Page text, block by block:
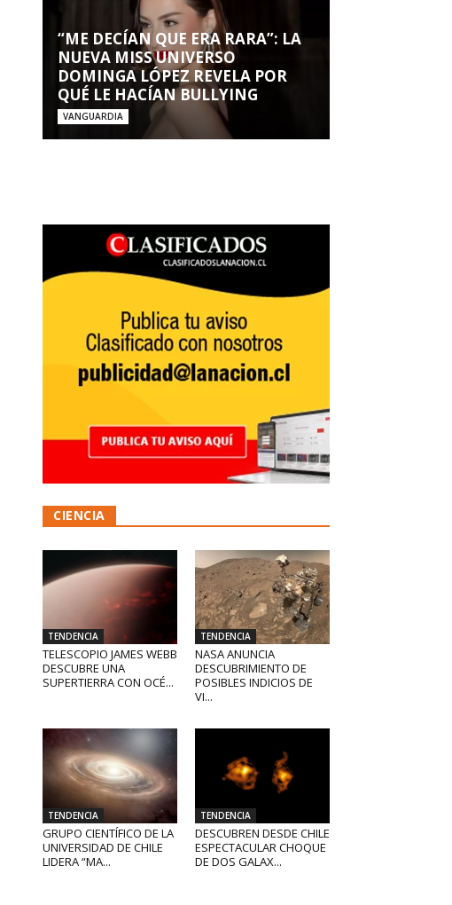
“ME DECÍAN QUE ERA RARA”: LA
NUEVA MISS UNIVERSO
DOMINGA LÓPEZ REVELA POR
QUÉ LE HACÍAN BULLYING
VANGUARDIA
CIENCIA
TENDENCIA
TELESCOPIO JAMES WEBB
DESCUBRE UNA
SUPERTIERRA CON OCÉ...
TENDENCIA
NASA ANUNCIA
DESCUBRIMIENTO DE
POSIBLES INDICIOS DE
VI...
TENDENCIA
GRUPO CIENTÍFICO DE LA
UNIVERSIDAD DE CHILE
LIDERA “MA...
TENDENCIA
DESCUBREN DESDE CHILE
ESPECTACULAR CHOQUE
DE DOS GALAX...